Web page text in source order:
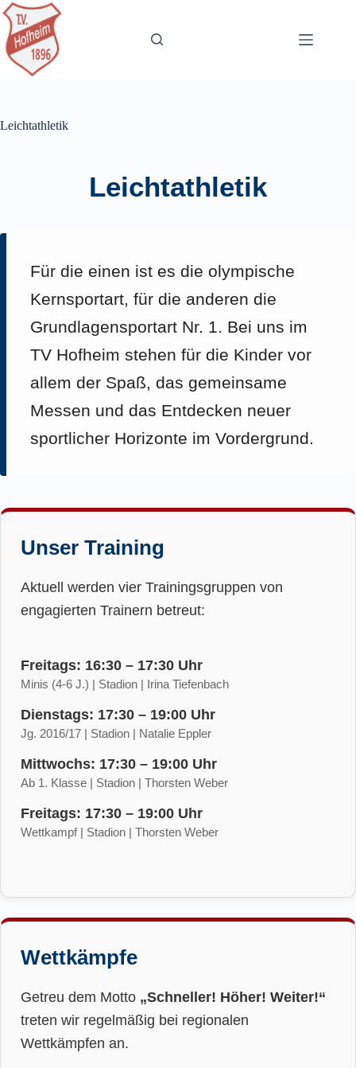
Zum
Inhalt
springen
Leichtathletik
Leichtathletik
Für die einen ist es die olympische
Kernsportart, für die anderen die
Grundlagensportart Nr. 1. Bei uns im
TV Hofheim stehen für die Kinder vor
allem der Spaß, das gemeinsame
Messen und das Entdecken neuer
sportlicher Horizonte im Vordergrund.
Unser Training
Aktuell werden vier Trainingsgruppen von
engagierten Trainern betreut:
Freitags: 16:30 – 17:30 Uhr
Minis (4-6 J.) | Stadion | Irina Tiefenbach
Dienstags: 17:30 – 19:00 Uhr
Jg. 2016/17 | Stadion | Natalie Eppler
Mittwochs: 17:30 – 19:00 Uhr
Ab 1. Klasse | Stadion | Thorsten Weber
Freitags: 17:30 – 19:00 Uhr
Wettkampf | Stadion | Thorsten Weber
Wettkämpfe
Getreu dem Motto „Schneller! Höher! Weiter!“
treten wir regelmäßig bei regionalen
Wettkämpfen an.